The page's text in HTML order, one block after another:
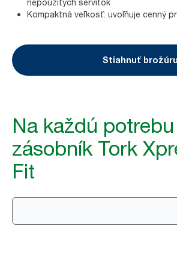
Kompaktná veľkosť: uvoľňuje cenný
Stiahnuť brožúru
Na každú
zásobník Tork
Fit